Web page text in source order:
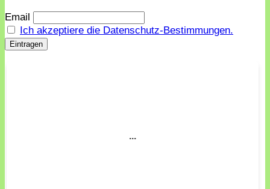
Email
Ich akzeptiere die Datenschutz-Bestimmungen.